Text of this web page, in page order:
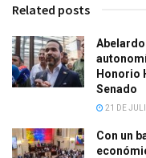
Related posts
Honorio
Senado
21 DE
Con un